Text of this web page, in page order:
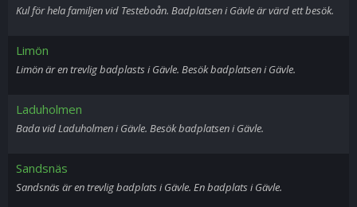
Kul för hela familjen vid Testeboån. Badplatsen i Gävle är värd ett besök.
Limön
Limön är en trevlig badplasts i Gävle. Besök badplatsen i Gävle.
Laduholmen
Bada vid Laduholmen i Gävle. Besök badplatsen i Gävle.
Sandsnäs
Sandsnäs är en trevlig badplats i Gävle. En badplats i Gävle.